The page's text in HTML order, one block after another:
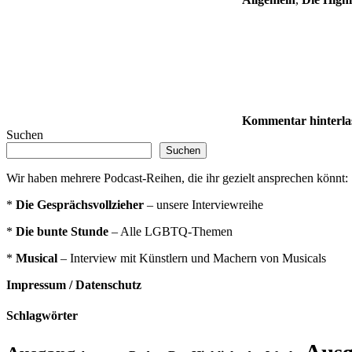
Kommentar
Suchen
Suchen
Wir haben mehrere Podcast-Reihen, die ihr gezielt ansprechen könnt:
* Die Gesprächsvollzieher – unsere Interviewreihe
* Die bunte Stunde – Alle LGBTQ-Themen
* Musical – Interview mit Künstlern und Machern von Musicals
Impressum / Datenschutz
Schlagwörter